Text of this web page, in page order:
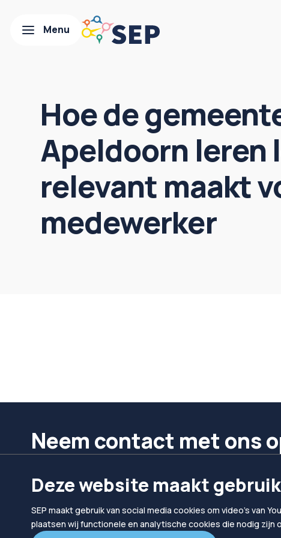
Hoe de
Apeldoorn leren
relevant maakt
medewerker
Neem contact met ons
024 302 10 10 hallo@sep.nl
Deze website maakt
SEP maakt gebruik van social media cookies om video's van
plaatsen wij functionele en analytische cookies die nodig